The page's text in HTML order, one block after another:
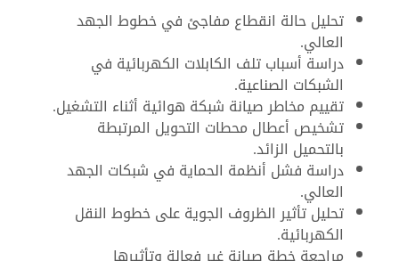
تحليل حالة انقطاع مفاجئ في خطوط الجهد
العالي.
دراسة أسباب تلف الكابلات الكهربائية في
الشبكات الصناعية.
تقييم مخاطر صيانة شبكة هوائية أثناء التشغيل.
تشخيص أعطال محطات التحويل المرتبطة
بالتحميل الزائد.
دراسة فشل أنظمة الحماية في شبكات الجهد
العالي.
تحليل تأثير الظروف الجوية على خطوط النقل
الكهربائية.